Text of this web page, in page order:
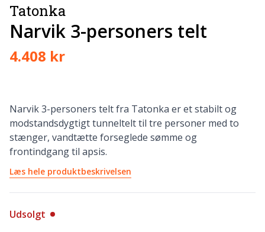
Tatonka
Narvik 3-personers telt
4.408 kr
Narvik 3-personers telt fra Tatonka er et stabilt og
modstandsdygtigt tunneltelt til tre personer med to
stænger, vandtætte forseglede sømme og
frontindgang til apsis.
Læs hele produktbeskrivelsen
Udsolgt